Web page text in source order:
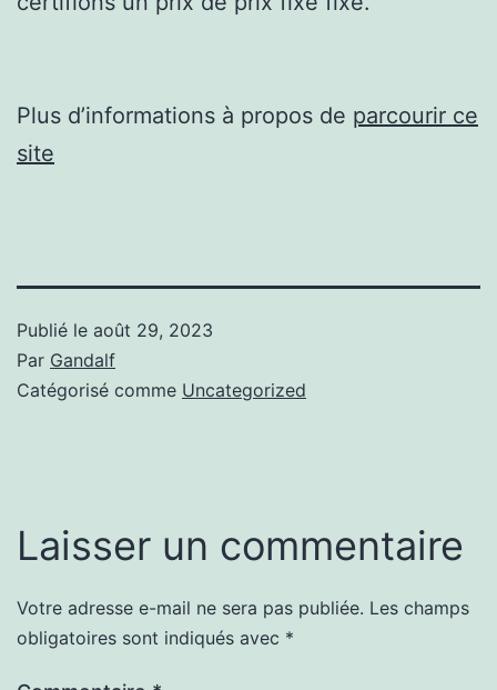
Plus d’informations à propos de parcourir ce
site
Publié le août 29, 2023
Par Gandalf
Catégorisé comme Uncategorized
Laisser un commentaire
Votre adresse e-mail ne sera pas publiée. Les champs
obligatoires sont indiqués avec *